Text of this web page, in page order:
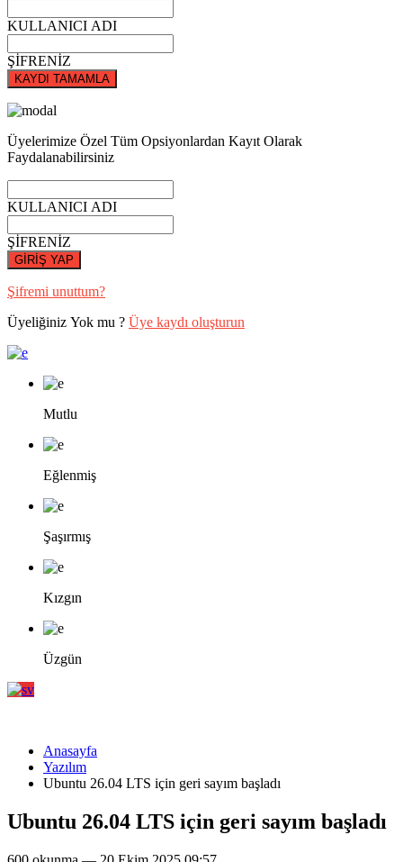
KULLANICI ADI
ŞİFRENİZ
KAYDI TAMAMLA
Üyelerimize Özel Tüm Opsiyonlardan Kayıt Olarak
Faydalanabilirsiniz
KULLANICI ADI
ŞİFRENİZ
GİRİŞ YAP
Şifremi unuttum?
Üyeliğiniz Yok mu ? Üye kaydı oluşturun
Mutlu
Eğlenmiş
Şaşırmış
Kızgın
Üzgün
Anasayfa
Yazılım
Ubuntu 26.04 LTS için geri sayım başladı
Ubuntu 26.04 LTS için geri sayım başladı